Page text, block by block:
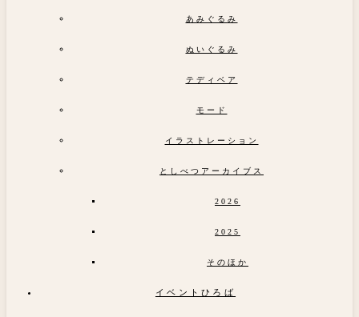
あみぐるみ
ぬいぐるみ
テディベア
モード
イラストレーション
としべつアーカイブス
2026
2025
そのほか
イベントひろば